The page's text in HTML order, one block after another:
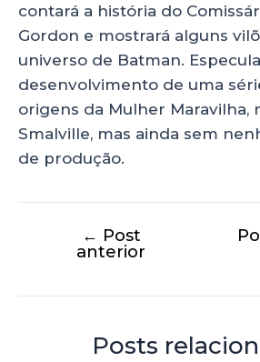
contará a história do
Gordon e mostrará alguns
universo de Batman.
desenvolvimento de uma
origens da Mulher Maravilha,
Smalville, mas ainda sem
de produção.
← Post
anterior
Posts